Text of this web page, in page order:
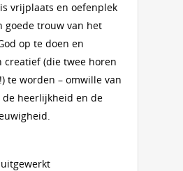
vrijplaats en oefenplek
goede trouw van het
op te doen en
creatief (die twee horen
te worden – omwille van
de heerlijkheid en de